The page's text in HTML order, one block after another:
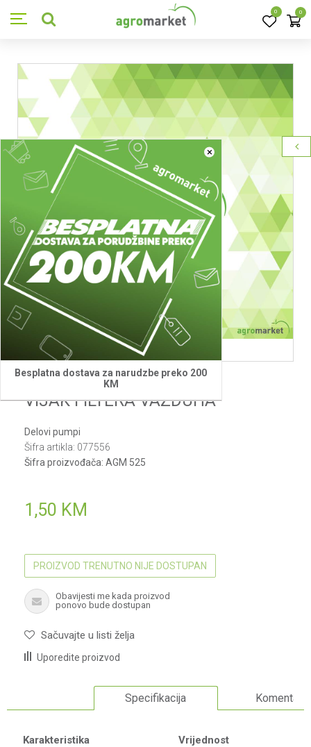
0 0
×
Besplatna dostava za narudzbe preko 200
KM
Villager
VIJAK FILTERA VAZDUHA
Delovi pumpi
Šifra artikla: 077556
Šifra proizvođača: AGM 525
1,50 KM
PROIZVOD TRENUTNO NIJE DOSTUPAN
Obavijesti me kada proizvod
ponovo bude dostupan
Sačuvajte u listi želja
Uporedite proizvod
Specifikacija Komentari
Karakteristika
Vrijednost